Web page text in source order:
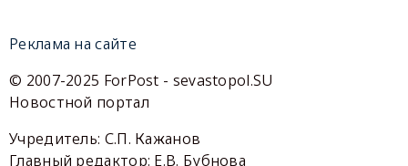
Реклама на сайте
© 2007-2025 ForPost - sevastopol.SU
Новостной портал
Учредитель: С.П. Кажанов
Главный редактор: Е.В. Бубнова